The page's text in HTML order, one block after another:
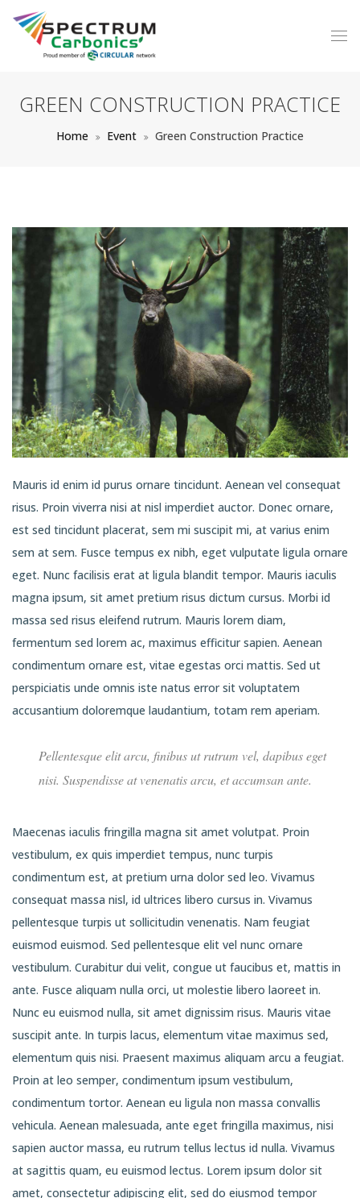
GREEN CONSTRUCTION PRACTICE
Home Event Green Construction Practice
Mauris id enim id purus ornare tincidunt. Aenean vel consequat
risus. Proin viverra nisi at nisl imperdiet auctor. Donec ornare,
est sed tincidunt placerat, sem mi suscipit mi, at varius enim
sem at sem. Fusce tempus ex nibh, eget vulputate ligula ornare
eget. Nunc facilisis erat at ligula blandit tempor. Mauris iaculis
magna ipsum, sit amet pretium risus dictum cursus. Morbi id
massa sed risus eleifend rutrum. Mauris lorem diam,
fermentum sed lorem ac, maximus efficitur sapien. Aenean
condimentum ornare est, vitae egestas orci mattis. Sed ut
perspiciatis unde omnis iste natus error sit voluptatem
accusantium doloremque laudantium, totam rem aperiam.
Pellentesque elit arcu, finibus ut rutrum vel, dapibus eget
nisi. Suspendisse at venenatis arcu, et accumsan ante.
Maecenas iaculis fringilla magna sit amet volutpat. Proin
vestibulum, ex quis imperdiet tempus, nunc turpis
condimentum est, at pretium urna dolor sed leo. Vivamus
consequat massa nisl, id ultrices libero cursus in. Vivamus
pellentesque turpis ut sollicitudin venenatis. Nam feugiat
euismod euismod. Sed pellentesque elit vel nunc ornare
vestibulum. Curabitur dui velit, congue ut faucibus et, mattis in
ante. Fusce aliquam nulla orci, ut molestie libero laoreet in.
Nunc eu euismod nulla, sit amet dignissim risus. Mauris vitae
suscipit ante. In turpis lacus, elementum vitae maximus sed,
elementum quis nisi. Praesent maximus aliquam arcu a feugiat.
Proin at leo semper, condimentum ipsum vestibulum,
condimentum tortor. Aenean eu ligula non massa convallis
vehicula. Aenean malesuada, ante eget fringilla maximus, nisi
sapien auctor massa, eu rutrum tellus lectus id nulla. Vivamus
at sagittis quam, eu euismod lectus. Lorem ipsum dolor sit
amet, consectetur adipiscing elit, sed do eiusmod tempor